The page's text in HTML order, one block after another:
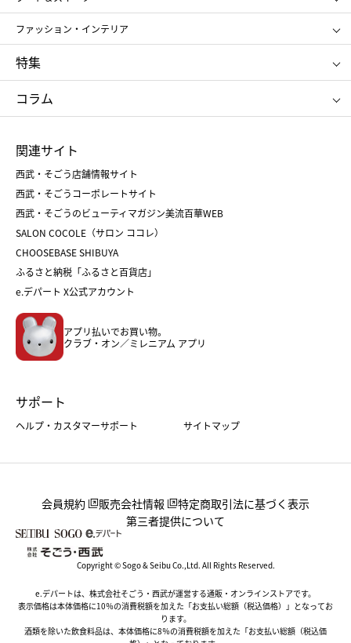
お中元
お歳暮
ポール&ジョー ボーテ
ジルスチュアート
NARS
RMK
クリニーク
SK-Ⅱ
アンリ・シャルパンティエ
ゴディバ
新宿高野
たねや
ねんりん家
ファッション・インテリア
ポロ ラルフ ローレン
タケオ キクチ
ママ＆キッズ
シュタイフ
特集
お中元
ひな人形
五月人形
父の日
クリスマスケーキ
ホワイトデー
コラム
菓子折り
和菓子
人気のギフト
バレンタイン
ホワイトデー
おせち
フード
ホーム・キッチン＆アート
関連サイト
西武・そごう店舗情報サイト
西武・そごうコーポレートサイト
西武・そごうのビューティマガジン美流百華WEB
SALON COCOLE（サロン ココレ）
CHOOSEBASE SHIBUYA
ふるさと納税「ふるさと百貨店」
e.デパート X公式アカウント
アプリ払いでお買い物。
クラブ・オン／ミレニアム アプリ
サポート
ヘルプ・カスタマーサポート サイトマップ
会員規約 販売会社情報
特定商取引法に基づく表示
第三者提供について
Copyright © Sogo & Seibu Co.,Ltd. All Rights Reserved.
e.デパートは、株式会社そごう・西武が運営する通販・オンラインストアです。
表示価格は本体価格に10％の消費税額を加えた「お支払い総額（税込価格）」となってお
ります。
酒類を除いた飲食料品は、本体価格に8％の消費税額を加えた「お支払い総額（税込価